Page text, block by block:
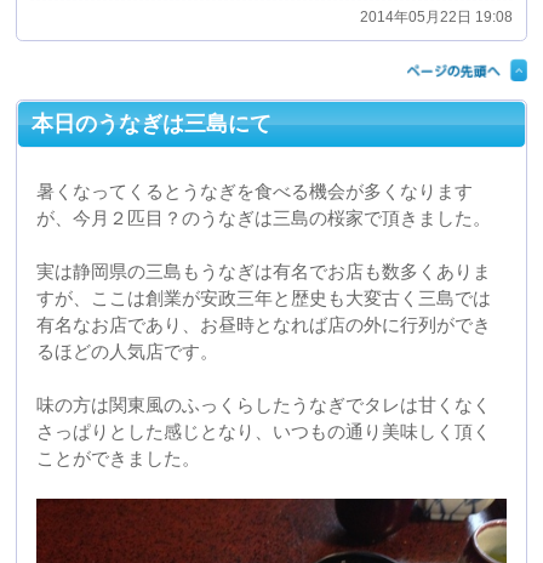
味の方は関東風のふっくらしたうなぎでタレは甘くなく
さっぱりとした感じとなり、いつもの通り美味しく頂く